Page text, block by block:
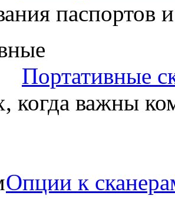
паспортов
Портативные
когда важны
Опции к